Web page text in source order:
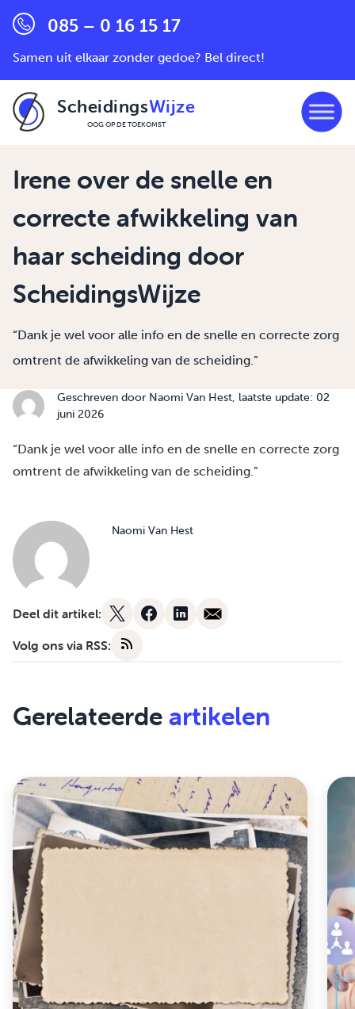
085 – 0 16 15 17
Samen uit elkaar zonder gedoe? Bel direct!
ScheidingsWijze
OOG OP DE TOEKOMST
Irene over de snelle en
correcte afwikkeling van
haar scheiding door
ScheidingsWijze
“Dank je wel voor alle info en de snelle en correcte zorg
omtrent de afwikkeling van de scheiding.”
Geschreven door Naomi Van Hest, laatste update: 02
juni 2026
“Dank je wel voor alle info en de snelle en correcte zorg
omtrent de afwikkeling van de scheiding.”
Naomi Van Hest
Deel dit artikel:
Volg ons via RSS:
Gerelateerde artikelen